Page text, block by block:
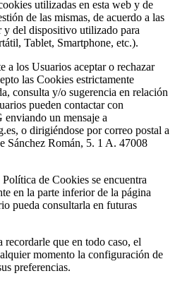
utilizadas en esta web y de
de las mismas, de acuerdo a las
y del dispositivo utilizado para
Tablet, Smartphone, etc.).
a los Usuarios aceptar o rechazar
las Cookies estrictamente
consulta y/o sugerencia en relación
pueden contactar con
un mensaje a
o dirigiéndose por correo postal a
Sánchez Román, 5. 1 A. 47008
de Cookies se encuentra
en la parte inferior de la página
pueda consultarla en futuras
que en todo caso, el
momento la configuración de
preferencias.